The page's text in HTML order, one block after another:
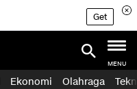
Get
MENU
Ekonomi Olahraga